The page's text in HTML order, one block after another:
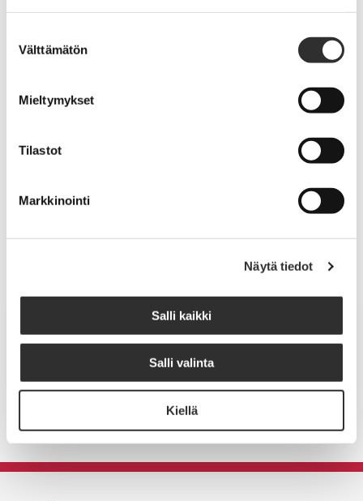
valinta
Välttämätön
Mieltymykset
Tilastot
Markkinointi
Näytä tiedot
Salli kaikki
Salli valinta
Kiellä
Liittojäsenyys